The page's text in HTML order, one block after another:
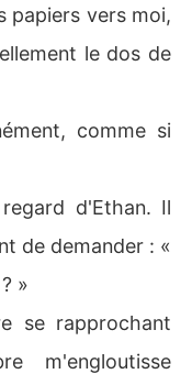
papiers vers moi,
le dos de
comme si
d'Ethan. Il
de demander : «
»
se rapprochant
m'engloutisse